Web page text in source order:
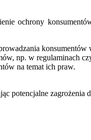
ochrony
konsumentów
np. w regulaminach
na temat ich praw.
potencjalne